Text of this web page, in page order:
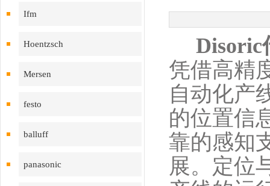
Ifm
Hoentzsch
Mersen
festo
balluff
panasonic
Disoric
凭借高精
自动化产
的位置信
靠的感知
展。定位